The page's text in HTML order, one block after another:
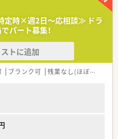
定時×週2日～応相談≫ ドラ
パート募集！
トに追加
ブランク可 残業なし(ほぼなし含む)